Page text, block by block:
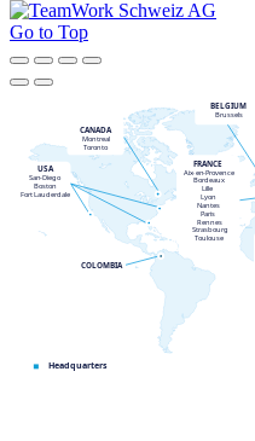
Go to Top
Headquarters
CANADA
Montreal
Toronto
BELGIUM
Brussels
FRANCE
Aix-en-Provence
Bordeaux
Lille
Lyon
Nantes
Paris
Rennes
Strasbourg
Toulouse
USA
San-Diego
Boston
Fort Lauderdale
COLOMBIA